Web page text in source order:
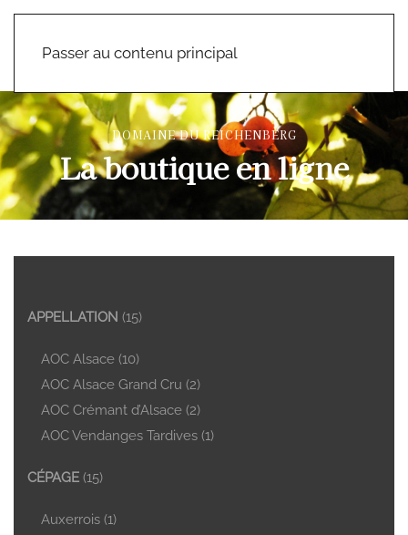
Passer au contenu principal
DOMAINE DU REICHENBERG
La boutique en ligne
APPELLATION (15)
AOC Alsace (10)
AOC Alsace Grand Cru (2)
AOC Crémant d’Alsace (2)
AOC Vendanges Tardives (1)
CÉPAGE (15)
Auxerrois (1)